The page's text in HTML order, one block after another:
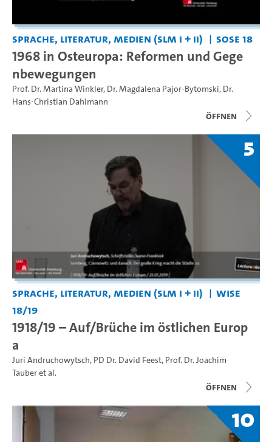
Sprache, Literatur, Medien (SLM I + II) SoSe 18
1968 in Osteuropa: Reformen und Gege
nbewegungen
Prof. Dr. Martina Winkler, Dr. Magdalena Pajor-Bytomski, Dr.
Hans-Christian Dahlmann
Öffnen
5
Sprache, Literatur, Medien (SLM I + II)
WiSe
18/19
1918/19 – Auf/Brüche im östlichen Europ
a
Juri Andruchowytsch, PD Dr. David Feest, Prof. Dr. Joachim
Tauberet al.
Öffnen
10